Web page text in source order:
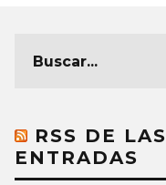
RSS DE LAS
ENTRADAS